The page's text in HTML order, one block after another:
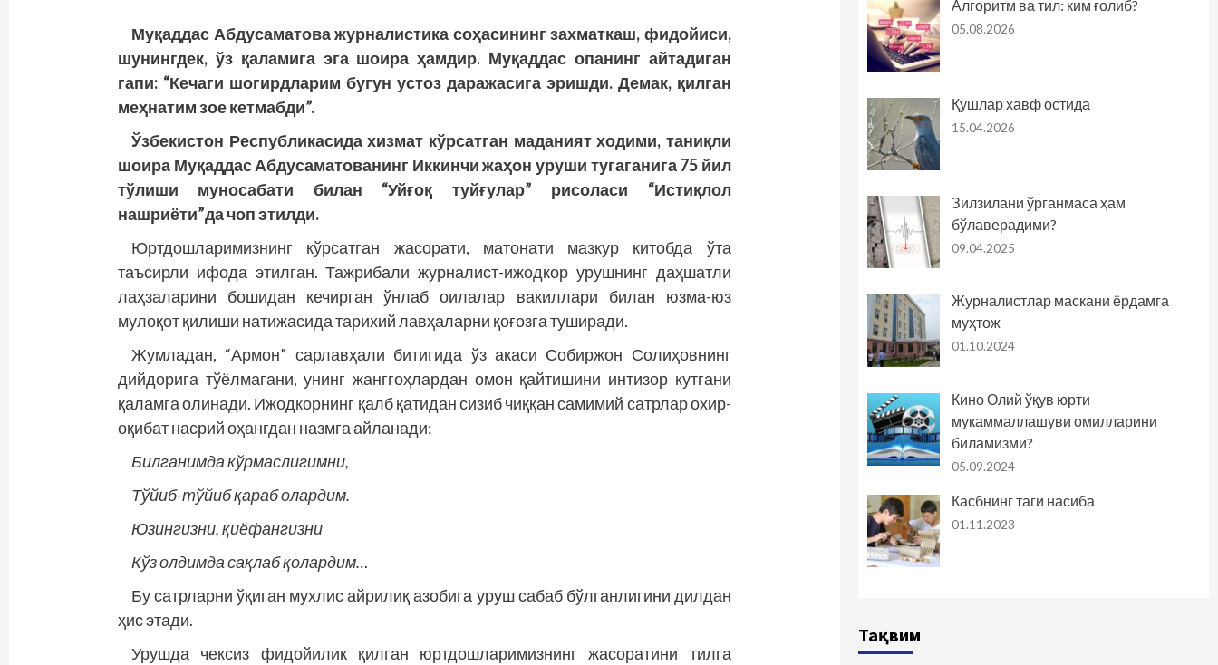
Муқаддас Абдусаматова журналистика соҳасининг захматкаш, фидойиси,
шунингдек, ўз қаламига эга шоира ҳамдир. Муқаддас опанинг айтадиган
гапи: “Кечаги шогирдларим бугун устоз даражасига эришди. Демак, қилган
меҳнатим зое кетмабди”.
Ўзбекистон Республикасида хизмат кўрсатган маданият ходими, таниқли
шоира Муқаддас Абдусаматованинг Иккинчи жаҳон уруши тугаганига 75 йил
тўлиши муносабати билан “Уйғоқ туйғулар” рисоласи “Истиқлол
нашриёти”да чоп этилди.
Юртдошларимизнинг кўрсатган жасорати, матонати мазкур китобда ўта
таъсирли ифода этилган. Тажрибали журналист-ижодкор урушнинг даҳшатли
лаҳзаларини бошидан кечирган ўнлаб оилалар вакиллари билан юзма-юз
мулоқот қилиши натижасида тарихий лавҳаларни қоғозга туширади.
Жумладан, “Армон” сарлавҳали битигида ўз акаси Собиржон Солиҳовнинг
дийдорига тўёлмагани, унинг жанггоҳлардан омон қайтишини интизор кутгани
қаламга олинади. Ижодкорнинг қалб қатидан сизиб чиққан самимий сатрлар охир-
оқибат насрий оҳангдан назмга айланади:
Билганимда кўрмаслигимни,
Тўйиб-тўйиб қараб олардим.
Юзингизни, қиёфангизни
Кўз олдимда сақлаб қолардим…
Бу сатрларни ўқиган мухлис айрилиқ азобига уруш сабаб бўлганлигини дилдан
ҳис этади.
Урушда чексиз фидойилик қилган юртдош­ларимизнинг жасоратини тилга
Алгоритм ва тил: ким ғолиб?
05.08.2026
Қушлар хавф остида
15.04.2026
Зилзилани ўрганмаса ҳам
бўлаверадими?
09.04.2025
Журналистлар маскани ёрдамга
муҳтож
01.10.2024
Кино Олий ўқув юрти
мукаммаллашуви омилларини
биламизми?
05.09.2024
Касбнинг таги насиба
01.11.2023
Тақвим